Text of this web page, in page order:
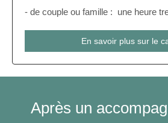
- de couple ou famille : une heure
En savoir plus sur le
Après un